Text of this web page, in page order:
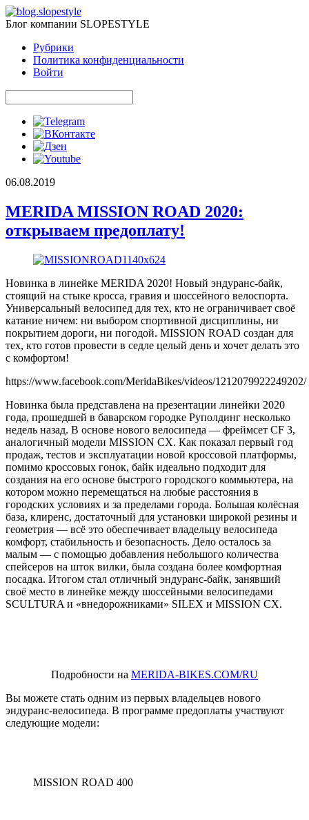
Блог компании SLOPESTYLE
Рубрики
Политика конфиденциальности
Войти
06.08.2019
MERIDA MISSION ROAD 2020:
открываем предоплату!
Новинка в линейке MERIDA 2020! Новый эндуранс-байк,
стоящий на стыке кросса, гравия и шоссейного велоспорта.
Универсальный велосипед для тех, кто не ограничивает своё
катание ничем: ни выбором спортивной дисциплины, ни
покрытием дороги, ни погодой. MISSION ROAD создан для
тех, кто готов провести в седле целый день и хочет делать это
с комфортом!
https://www.facebook.com/MeridaBikes/videos/1212079922249202/
Новинка была представлена на презентации линейки 2020
года, прошедшей в баварском городке Руполдинг несколько
недель назад. В основе нового велосипеда — фреймсет CF 3,
аналогичный модели MISSION CX. Как показал первый год
продаж, тестов и эксплуатации новой кроссовой платформы,
помимо кроссовых гонок, байк идеально подходит для
создания на его основе быстрого городского коммьютера, на
котором можно перемещаться на любые расстояния в
городских условиях и за пределами города. Большая колёсная
база, клиренс, достаточный для установки широкой резины и
геометрия — всё это обеспечивает владельцу велосипеда
комфорт, стабильность и безопасность. Дело осталось за
малым — с помощью добавления небольшого количества
спейсеров на шток вилки, была создана более комфортная
посадка. Итогом стал отличный эндуранс-байк, занявший
своё место в линейке между шоссейными велосипедами
SCULTURA и «внедорожниками» SILEX и MISSION CX.
Подробности на MERIDA-BIKES.COM/RU
Вы можете стать одним из первых владельцев нового
эндуранс-велосипеда. В программе предоплаты участвуют
следующие модели:
MISSION ROAD 400